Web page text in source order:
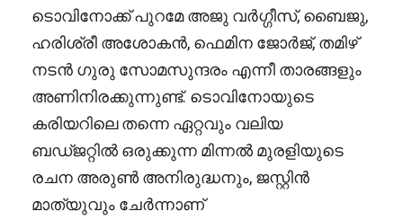
ടൊവിനോക്ക് പുറമേ അജു വർഗ്ഗീസ്, ബൈജു,
ഹരിശ്രീ അശോകൻ, ഫെമിന ജോർജ്, തമിഴ്
നടൻ ഗുരു സോമസുന്ദരം എന്നീ താരങ്ങളും
അണിനിരക്കുന്നുണ്ട്. ടൊവിനോയുടെ
കരിയറിലെ തന്നെ ഏറ്റവും വലിയ
ബഡ്ജറ്റിൽ ഒരുക്കുന്ന മിന്നൽ മുരളിയുടെ
രചന അരുൺ അനിരുദ്ധനും, ജസ്റ്റിൻ
മാത്യുവും ചേർന്നാണ്